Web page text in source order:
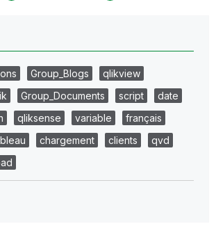
Group_Blogs
qlikview
Group_Documents script
date
qliksense variable
français
chargement clients
qvd